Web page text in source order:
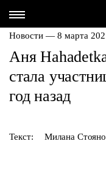
Новости — 8 марта
Аня
стала
год назад
Текст: Милана